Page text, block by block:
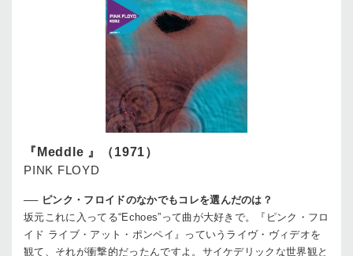
『Meddle 』（1971）
PINK FLOYD
── ピンク・フロイドのなかでもコレを選んだのは？
坂元 これに入ってる“Echoes”って曲が大好きで。『ピンク・フロ
イド ライブ・アット・ポンペイ』っていうライヴ・ヴィデオを
観て、それが衝撃的だったんですよ。サイケデリックな世界観と